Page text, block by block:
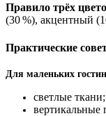
Правило трёх
(30 %), акцентный
Практические
Для маленьких
светлые ткани;
вертикальные